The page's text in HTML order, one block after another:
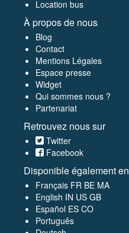
Location bus
À propos de nous
Blog
Contact
Mentions Légales
Espace presse
Widget
Qui sommes nous ?
Partenariat
Retrouvez nous sur
Twitter
Facebook
Disponible également en
Français FR BE MA
English IN US GB
Español ES CO
Português